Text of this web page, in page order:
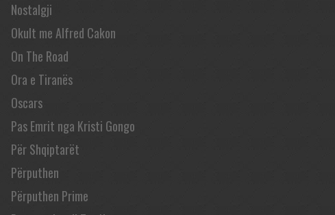
Nostalgji
Okult me Alfred Cakon
On The Road
Ora e Tiranës
Oscars
Pas Emrit nga Kristi Gongo
Për Shqiptarët
Përputhen
Përputhen Prime